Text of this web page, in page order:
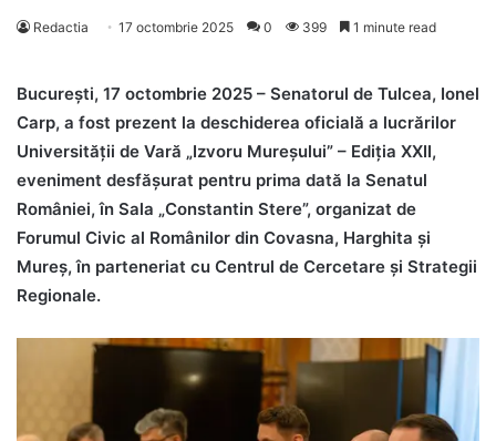
Redactia 17 octombrie 2025 0 399 1 minute read
București, 17 octombrie 2025 – Senatorul de Tulcea, Ionel
Carp, a fost prezent la deschiderea oficială a lucrărilor
Universității de Vară „Izvoru Mureșului” – Ediția XXII,
eveniment desfășurat pentru prima dată la Senatul
României, în Sala „Constantin Stere”, organizat de
Forumul Civic al Românilor din Covasna, Harghita și
Mureș, în parteneriat cu Centrul de Cercetare și Strategii
Regionale.